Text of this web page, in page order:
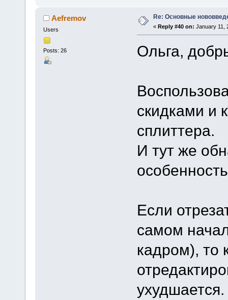
Aefremov
Users
Posts: 26
Re: Основные
« Reply #40 on: January 11,
Ольга,
скидками и
сплиттера.
И тут же
Если
самом
кадром), то